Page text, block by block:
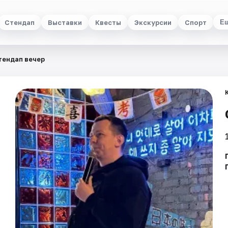
Стендап Выставки Квесты Экскурсии Спорт
вечер